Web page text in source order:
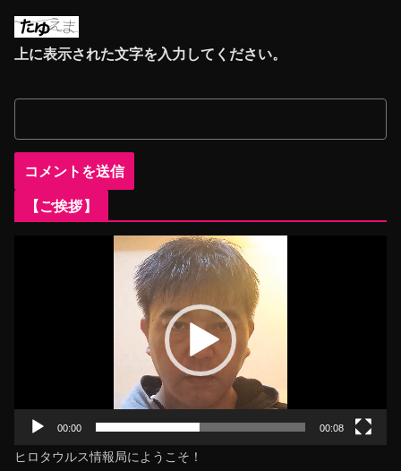
上に表示された文字を入力してください。
【ご挨拶】
00:00 00:08
ヒロタウルス情報局にようこそ！